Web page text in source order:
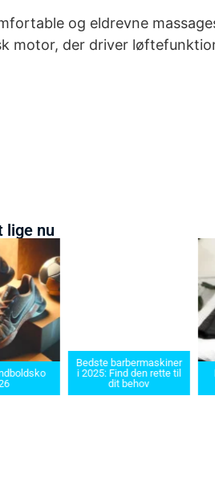
og eldrevne
motor, der driver
lige nu
Bedste barbermaskiner
i 2025: Find den rette til
dit behov